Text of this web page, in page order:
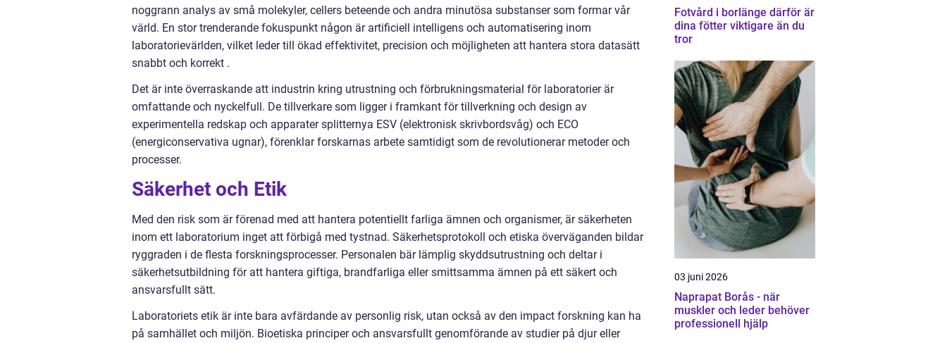
noggrann analys av små molekyler, cellers beteende och andra minutösa substanser som formar vår
värld. En stor trenderande fokuspunkt någon är artificiell intelligens och automatisering inom
laboratorievärlden, vilket leder till ökad effektivitet, precision och möjligheten att hantera stora datasätt
snabbt och korrekt .
Det är inte överraskande att industrin kring utrustning och förbrukningsmaterial för laboratorier är
omfattande och nyckelfull. De tillverkare som ligger i framkant för tillverkning och design av
experimentella redskap och apparater splitternya ESV (elektronisk skrivbordsvåg) och ECO
(energiconservativa ugnar), förenklar forskarnas arbete samtidigt som de revolutionerar metoder och
processer.
Säkerhet och Etik
Med den risk som är förenad med att hantera potentiellt farliga ämnen och organismer, är säkerheten
inom ett laboratorium inget att förbigå med tystnad. Säkerhetsprotokoll och etiska överväganden bildar
ryggraden i de flesta forskningsprocesser. Personalen bär lämplig skyddsutrustning och deltar i
säkerhetsutbildning för att hantera giftiga, brandfarliga eller smittsamma ämnen på ett säkert och
ansvarsfullt sätt.
Laboratoriets etik är inte bara avfärdande av personlig risk, utan också av den impact forskning kan ha
på samhället och miljön. Bioetiska principer och ansvarsfullt genomförande av studier på djur eller
Fotvård i borlänge därför är
dina fötter viktigare än du
tror
03 juni 2026
Naprapat Borås - när
muskler och leder behöver
professionell hjälp